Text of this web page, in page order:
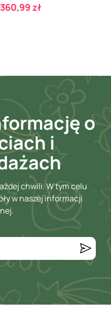
Cena
360,99 zł
o
i
chwili. W tym celu
w naszej informacji